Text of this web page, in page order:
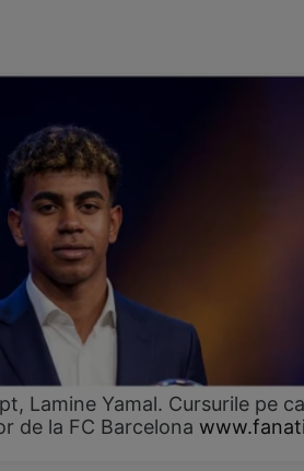
Lamine Yamal. Cursurile pe
de la FC Barcelona